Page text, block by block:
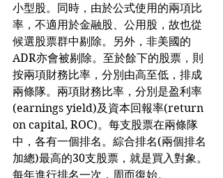
小型股。同時，由於公式使用的兩項比
率，不適用於金融股、公用股，故也從
候選股票群中剔除。另外，非美國的
ADR亦會被剔除。至於餘下的股票，則
按兩項財務比率，分別由高至低，排成
兩條隊。兩項財務比率，分別是盈利率
(earnings yield)及資本回報率(return
on capital, ROC)。每支股票在兩條隊
中，各有一個排名。綜合排名(兩個排名
加總)最高的30支股票，就是買入對象。
每年進行排名一次，周而復始。